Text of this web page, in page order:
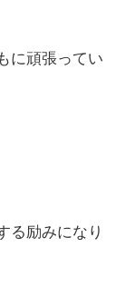
に頑張ってい
る励みになり